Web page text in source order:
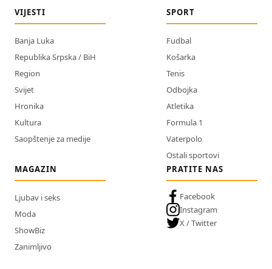
VIJESTI
Banja Luka
Republika Srpska / BiH
Region
Svijet
Hronika
Kultura
Saopštenje za medije
SPORT
Fudbal
Košarka
Tenis
Odbojka
Atletika
Formula 1
Vaterpolo
Ostali sportovi
MAGAZIN
Ljubav i seks
Moda
ShowBiz
Zanimljivo
PRATITE NAS
Facebook
Instagram
X / Twitter